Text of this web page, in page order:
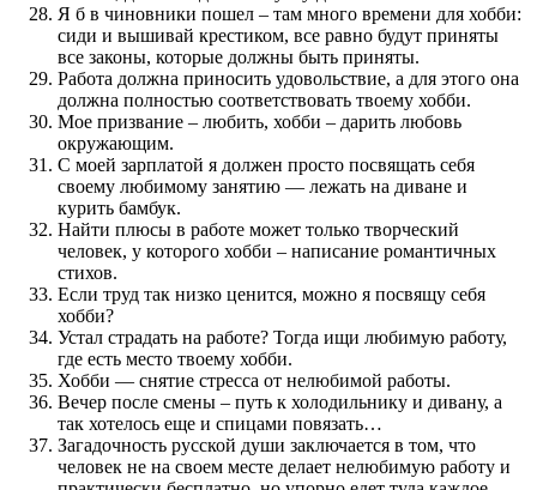
Я б в чиновники пошел – там много времени для хобби:
сиди и вышивай крестиком, все равно будут приняты
все законы, которые должны быть приняты.
Работа должна приносить удовольствие, а для этого она
должна полностью соответствовать твоему хобби.
Мое призвание – любить, хобби – дарить любовь
окружающим.
С моей зарплатой я должен просто посвящать себя
своему любимому занятию — лежать на диване и
курить бамбук.
Найти плюсы в работе может только творческий
человек, у которого хобби – написание романтичных
стихов.
Если труд так низко ценится, можно я посвящу себя
хобби?
Устал страдать на работе? Тогда ищи любимую работу,
где есть место твоему хобби.
Хобби — снятие стресса от нелюбимой работы.
Вечер после смены – путь к холодильнику и дивану, а
так хотелось еще и спицами повязать…
Загадочность русской души заключается в том, что
человек не на своем месте делает нелюбимую работу и